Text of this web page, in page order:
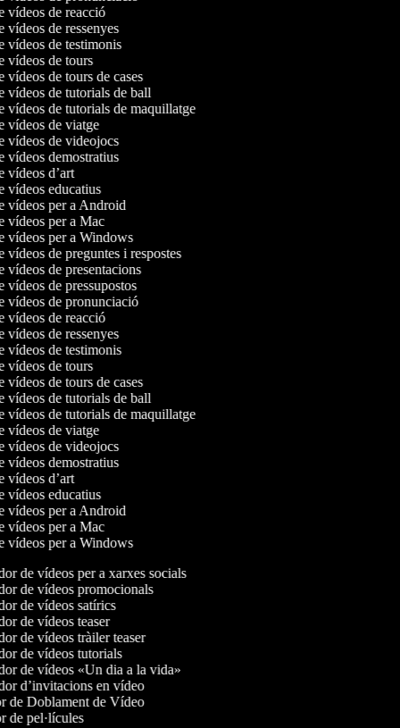
vídeos de reacció
vídeos de ressenyes
vídeos de testimonis
vídeos de tours
vídeos de tours de cases
vídeos de tutorials de ball
vídeos de tutorials de maquillatge
vídeos de viatge
vídeos de videojocs
vídeos demostratius
vídeos d’art
vídeos educatius
vídeos per a Android
vídeos per a Mac
vídeos per a Windows
vídeos de preguntes i respostes
vídeos de presentacions
vídeos de pressupostos
vídeos de pronunciació
vídeos de reacció
vídeos de ressenyes
vídeos de testimonis
vídeos de tours
vídeos de tours de cases
vídeos de tutorials de ball
vídeos de tutorials de maquillatge
vídeos de viatge
vídeos de videojocs
vídeos demostratius
vídeos d’art
vídeos educatius
vídeos per a Android
vídeos per a Mac
vídeos per a Windows
de vídeos per a xarxes socials
de vídeos promocionals
de vídeos satírics
de vídeos teaser
de vídeos tràiler teaser
de vídeos tutorials
de vídeos «Un dia a la vida»
d’invitacions en vídeo
de Doblament de Vídeo
pel·lícules